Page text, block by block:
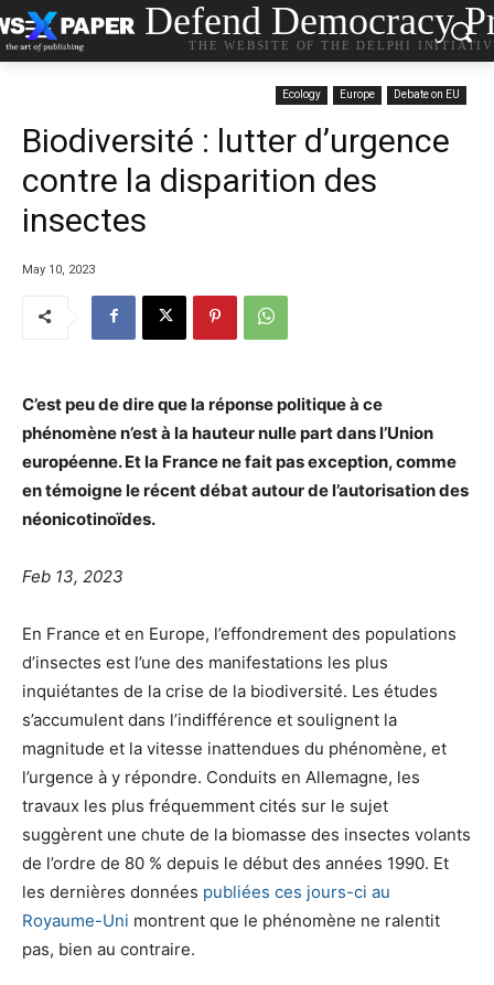
Defend Democracy
THE WEBSITE OF THE DELPHI
Ecology Europe Debate on EU
Biodiversité : lutter d’urgence
contre la disparition des
insectes
May 10, 2023
C’est peu de dire que la réponse politique à ce
phénomène n’est à la hauteur nulle part dans l’Union
européenne. Et la France ne fait pas exception, comme
en témoigne le récent débat autour de l’autorisation des
néonicotinoïdes.
Feb 13, 2023
En France et en Europe, l’effondrement des populations
d’insectes est l’une des manifestations les plus
inquiétantes de la crise de la biodiversité. Les études
s’accumulent dans l’indifférence et soulignent la
magnitude et la vitesse inattendues du phénomène, et
l’urgence à y répondre. Conduits en Allemagne, les
travaux les plus fréquemment cités sur le sujet
suggèrent une chute de la biomasse des insectes volants
de l’ordre de 80 % depuis le début des années 1990. Et
les dernières données publiées ces jours-ci au
Royaume-Uni montrent que le phénomène ne ralentit
pas, bien au contraire.